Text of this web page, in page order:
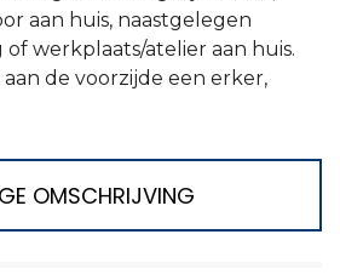
aan huis, naastgelegen
werkplaats/atelier aan huis.
de voorzijde een erker,
OMSCHRIJVING